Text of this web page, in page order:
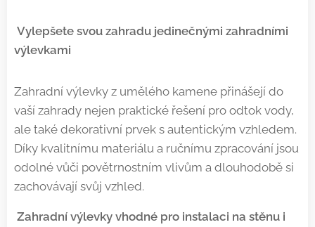
Vylepšete svou zahradu jedinečnými zahradními
výlevkami
Zahradní výlevky z umělého kamene přinášejí do
vaší zahrady nejen praktické řešení pro odtok vody,
ale také dekorativní prvek s autentickým vzhledem.
Díky kvalitnímu materiálu a ručnímu zpracování jsou
odolné vůči povětrnostním vlivům a dlouhodobě si
zachovávají svůj vzhled.
Zahradní výlevky vhodné pro instalaci na stěnu i